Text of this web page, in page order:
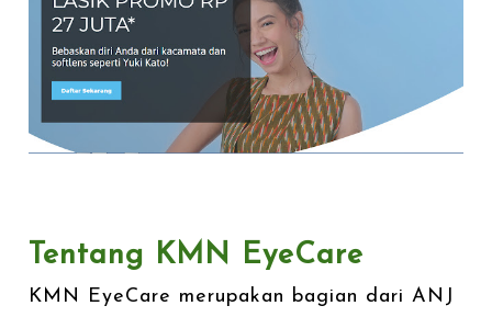
Tentang KMN EyeCare
KMN EyeCare merupakan bagian dari ANJ